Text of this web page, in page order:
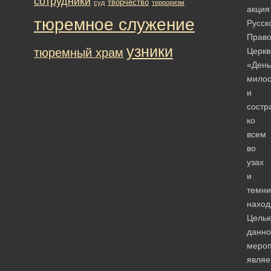
акция
«День
и
ко
всем
во
узах
и
суд творчество терроризм
тюремное служение
тюремный храм узники